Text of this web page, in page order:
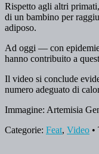
Rispetto agli altri
di un bambino per
adiposo.
Ad oggi — con epidemie
hanno contribuito a
Il video si conclude
numero adeguato di
Immagine: Artemisia
Categorie: Feat, Video •